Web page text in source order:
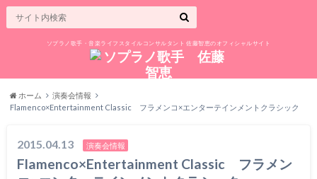
ソプラノ歌手・音楽ライフスタイルコンサルタント 佐藤智恵のオフィシャルサイト
ホーム
演奏会情報
Flamenco×Entertainment Classic フラメンコ×エンターテインメントクラシック
2015.04.13 演奏会情報
Flamenco×Entertainment Classic フラメン